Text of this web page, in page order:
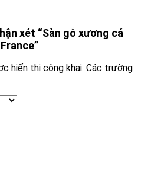
xét “Sàn gỗ xương cá
hiển thị công khai. Các trường